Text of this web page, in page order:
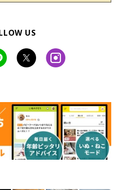
ん（笑）
US